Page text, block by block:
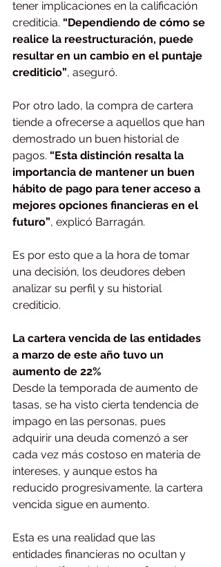
tener implicaciones en la calificación
crediticia. “Dependiendo de cómo se
realice la reestructuración, puede
resultar en un cambio en el puntaje
crediticio”, aseguró.
Por otro lado, la compra de cartera
tiende a ofrecerse a aquellos que han
demostrado un buen historial de
pagos. “Esta distinción resalta la
importancia de mantener un buen
hábito de pago para tener acceso a
mejores opciones financieras en el
futuro”, explicó Barragán.
Es por esto que a la hora de tomar
una decisión, los deudores deben
analizar su perfil y su historial
crediticio.
La cartera vencida de las entidades
a marzo de este año tuvo un
aumento de 22%
Desde la temporada de aumento de
tasas, se ha visto cierta tendencia de
impago en las personas, pues
adquirir una deuda comenzó a ser
cada vez más costoso en materia de
intereses, y aunque estos ha
reducido progresivamente, la cartera
vencida sigue en aumento.
Esta es una realidad que las
entidades financieras no ocultan y